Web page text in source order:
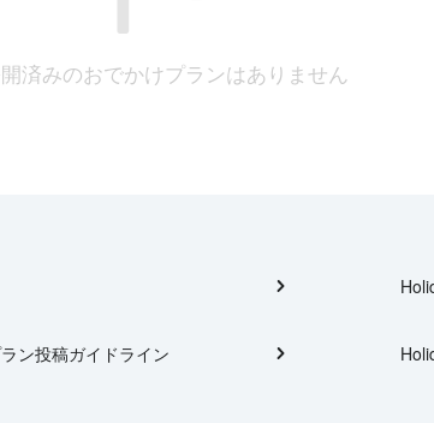
済みのおでかけプランはありません
ン投稿ガイドライン